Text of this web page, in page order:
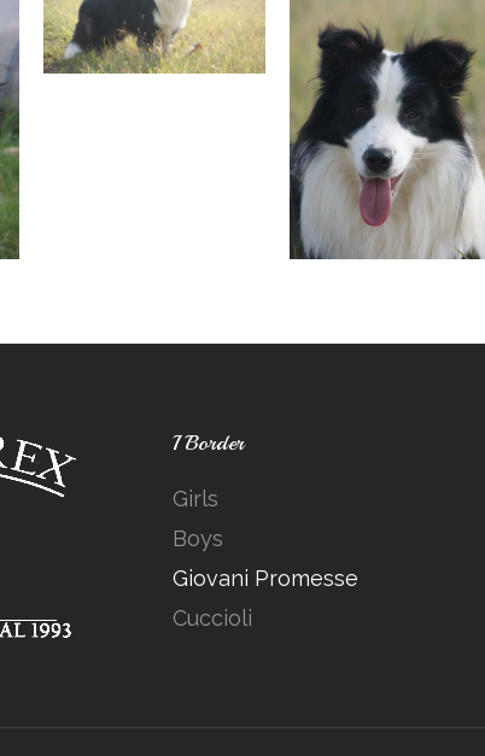
I Border
Girls
Boys
Giovani Promesse
Cuccioli